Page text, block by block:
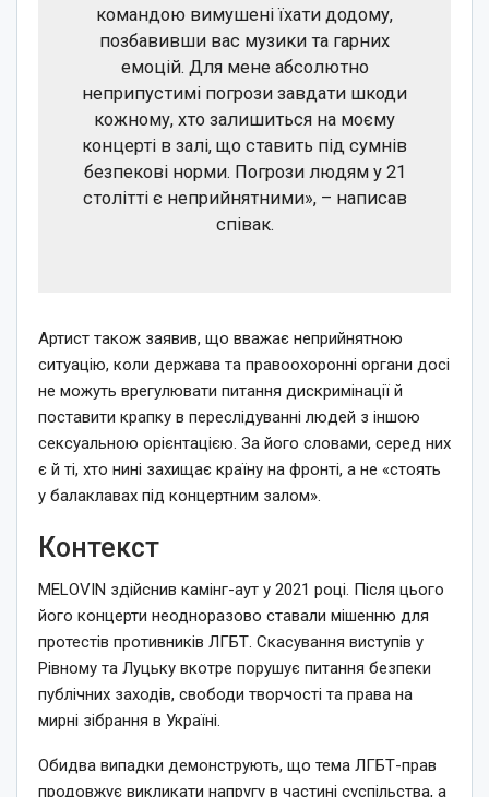
командою вимушені їхати додому,
позбавивши вас музики та гарних
емоцій. Для мене абсолютно
неприпустимі погрози завдати шкоди
кожному, хто залишиться на моєму
концерті в залі, що ставить під сумнів
безпекові норми. Погрози людям у 21
столітті є неприйнятними», – написав
співак.
Артист також заявив, що вважає неприйнятною
ситуацію, коли держава та правоохоронні органи досі
не можуть врегулювати питання дискримінації й
поставити крапку в переслідуванні людей з іншою
сексуальною орієнтацією. За його словами, серед них
є й ті, хто нині захищає країну на фронті, а не «стоять
у балаклавах під концертним залом».
Контекст
MELOVIN здійснив камінг-аут у 2021 році. Після цього
його концерти неодноразово ставали мішенню для
протестів противників ЛГБТ. Скасування виступів у
Рівному та Луцьку вкотре порушує питання безпеки
публічних заходів, свободи творчості та права на
мирні зібрання в Україні.
Обидва випадки демонструють, що тема ЛГБТ-прав
продовжує викликати напругу в частині суспільства, а